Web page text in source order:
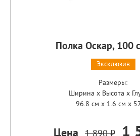
Полка Оскар, 100
Эксклюзив
Размеры:
Ширина x Высота x
96.8 см x 1.6 см x
Цена 1 890 ₽ 1